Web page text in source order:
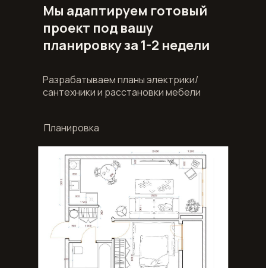
Разрабатываем планы электрики/
сантехники и расстановки мебели
Планировка
Мы адаптируем готовый
проект под вашу
планировку за 1-2 недели